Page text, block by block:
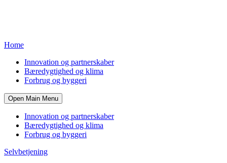
Home
Innovation og partnerskaber
Bæredygtighed og klima
Forbrug og byggeri
Open Main Menu
Innovation og partnerskaber
Bæredygtighed og klima
Forbrug og byggeri
Selvbetjening